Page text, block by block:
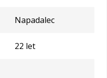
Napadalec
22 let